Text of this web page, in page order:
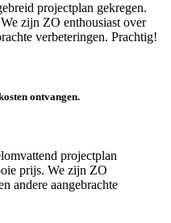
projectplan gekregen.
zijn ZO enthousiast over
verbeteringen. Prachtig!
ontvangen.
projectplan
prijs. We zijn ZO
andere aangebrachte